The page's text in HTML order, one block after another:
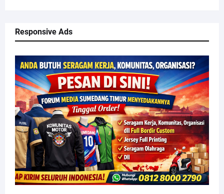
Responsive Ads